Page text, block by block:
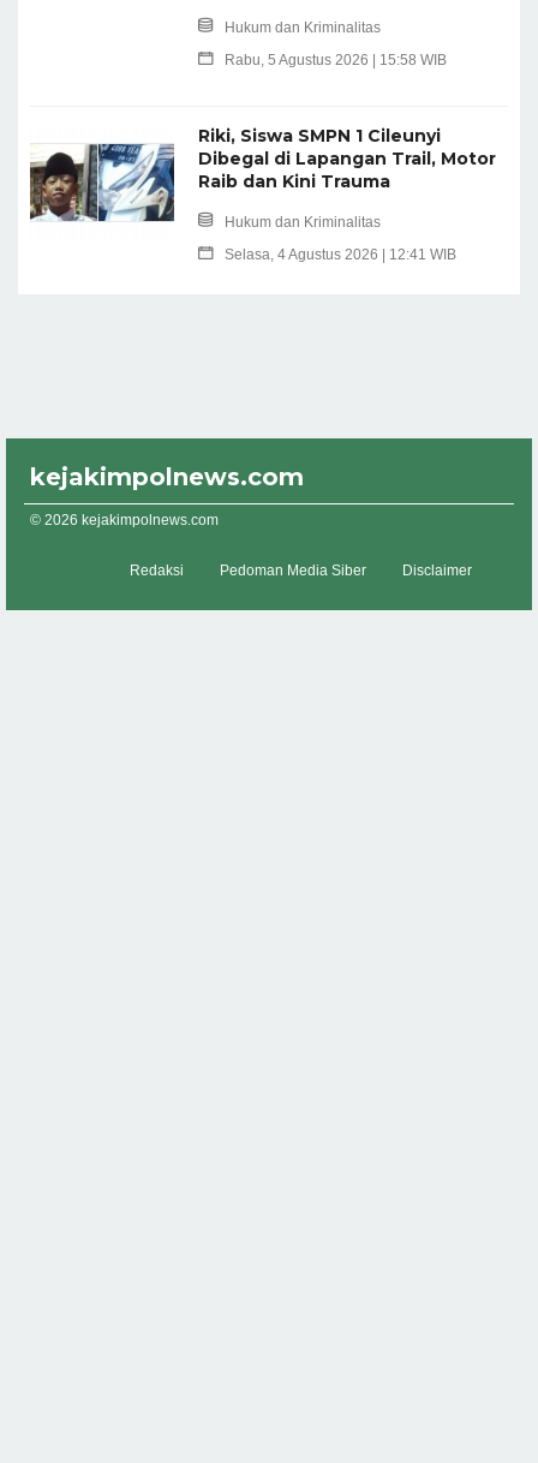
Hukum dan Kriminalitas
Rabu, 5 Agustus 2026 | 15:58 WIB
Riki, Siswa SMPN 1 Cileunyi
Dibegal di Lapangan Trail, Motor
Raib dan Kini Trauma
Hukum dan Kriminalitas
Selasa, 4 Agustus 2026 | 12:41 WIB
kejakimpolnews.com
© 2026 kejakimpolnews.com
Redaksi Pedoman Media Siber Disclaimer